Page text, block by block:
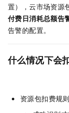
置），云市场资源
付费日消耗总额告
告警的配置。
什么情况下会
资源包扣费规